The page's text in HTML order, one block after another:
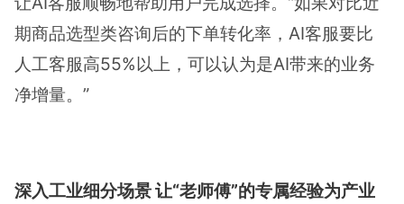
期商品选型类咨询后的下单转化率，AI客服要比
人工客服高55%以上，可以认为是AI带来的业务
净增量。”
深入工业细分场景 让“老师傅”的专属经验为产业